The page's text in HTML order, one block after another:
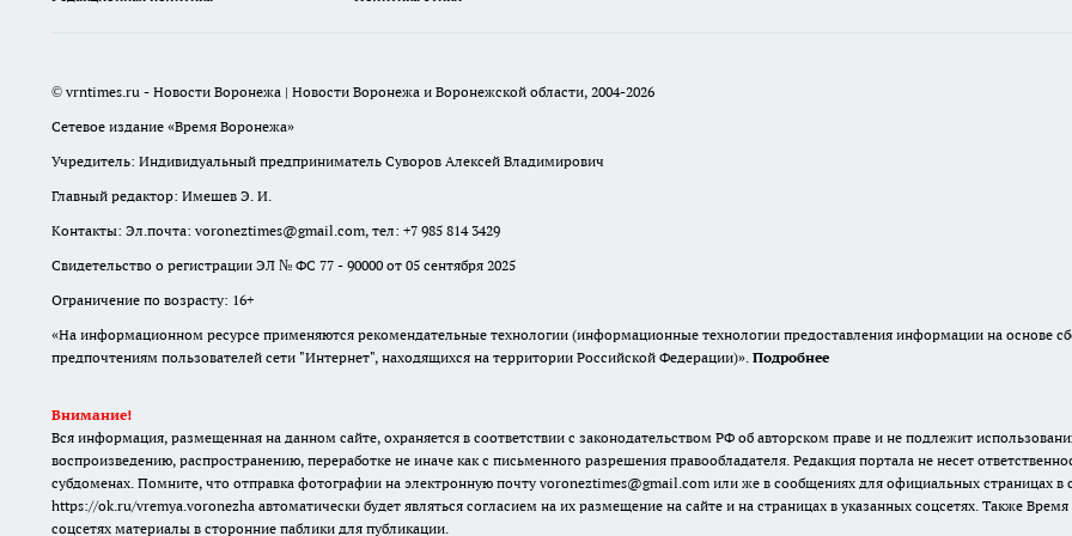
© vrntimes.ru - Новости Воронежа | Новости Воронежа и Воронежской области, 2004-2026
Сетевое издание «Время Воронежа»
Учредитель: Индивидуальный предприниматель Суворов Алексей Владимирович
Главный редактор: Имешев Э. И.
Контакты: Эл.почта: voroneztimes@gmail.com, тел: +7 985 814 3429
Свидетельство о регистрации ЭЛ № ФС 77 - 90000 от 05 сентября 2025
Ограничение по возрасту: 16+
«На информационном ресурсе применяются рекомендательные технологии (информационные технологии предоставления информации на основе
предпочтениям пользователей сети "Интернет", находящихся на территории Российской Федерации)». Подробнее
Внимание!
Вся информация, размещенная на данном сайте, охраняется в соответствии с законодательством РФ об авторском праве и не подлежит
воспроизведению, распространению, переработке не иначе как с письменного разрешения правообладателя. Редакция портала не несет
субдоменах. Помните, что отправка фотографии на электронную почту voroneztimes@gmail.com или же в сообщениях для официальных страницах в
https://ok.ru/vremya.voronezha автоматически будет являться согласием на их размещение на сайте и на страницах в указанных соцсетях. Также
соцсетях материалы в сторонние паблики для публикации.